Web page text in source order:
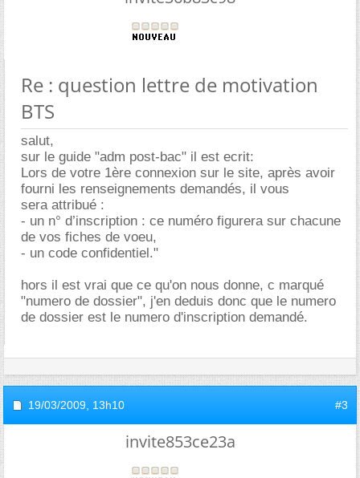
Re : question lettre de motivation
BTS
salut,
sur le guide "adm post-bac" il est ecrit:
Lors de votre 1ère connexion sur le site, après avoir
fourni les renseignements demandés, il vous
sera attribué :
- un n° d’inscription : ce numéro figurera sur chacune
de vos fiches de voeu,
- un code confidentiel."
hors il est vrai que ce qu'on nous donne, c marqué
"numero de dossier", j'en deduis donc que le numero
de dossier est le numero d'inscription demandé.
19/03/2009, 13h10 #3
invite853ce23a